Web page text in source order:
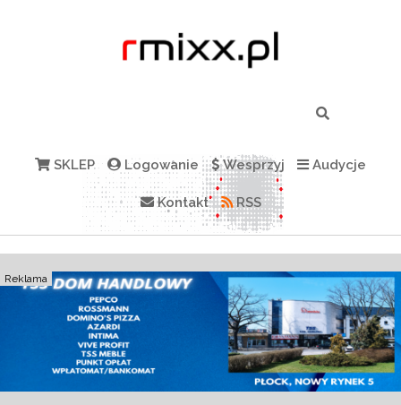
SKLEP Logowanie Wesprzyj Audycje
Kontakt RSS
Reklama